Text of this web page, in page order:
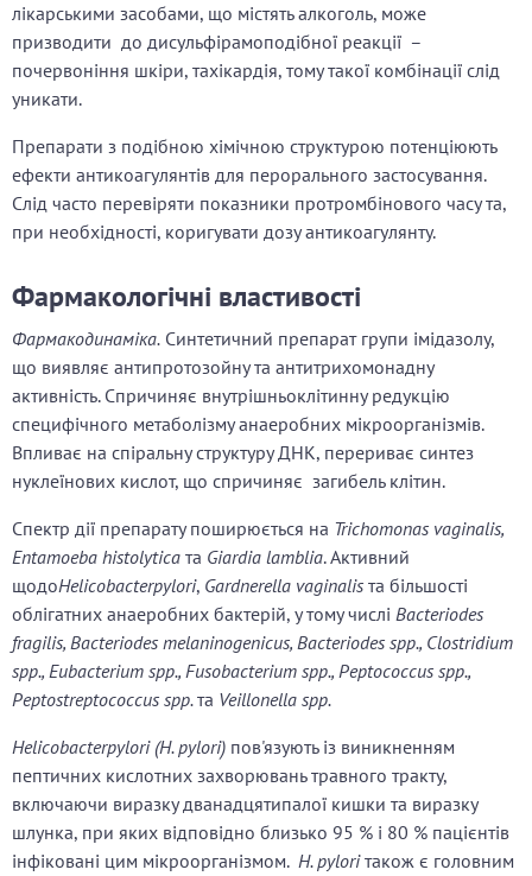
лікарськими засобами, що містять алкоголь, може
призводити до дисульфірамоподібної реакції –
почервоніння шкіри, тахікардія, тому такої комбінації слід
уникати.
Препарати з подібною хімічною структурою потенціюють
ефекти антикоагулянтів для перорального застосування.
Слід часто перевіряти показники протромбінового часу та,
при необхідності, коригувати дозу антикоагулянту.
Фармакологічні властивості
Фармакодинаміка. Синтетичний препарат групи імідазолу,
що виявляє антипротозойну та антитрихомонадну
активність. Спричиняє внутрішньоклітинну редукцію
специфічного метаболізму анаеробних мікроорганізмів.
Впливає на спіральну структуру ДНК, перериває синтез
нуклеїнових кислот, що спричиняє загибель клітин.
Спектр дії препарату поширюється на Trichomonas vaginalis,
Entamoeba histolytica та Giardia lamblia. Активний
щодоHelicobacterpylori, Gardnerella vaginalis та більшості
облігатних анаеробних бактерій, у тому числі Bacteriodes
fragilis, Bacteriodes melaninogenicus, Bacteriodes spp., Clostridium
spp., Eubacterium spp., Fusobacterium spp., Peptococcus spp.,
Peptostreptococcus spp.та Veillonella spp.
Helicobacterpylori (H. pylori) пов'язують із виникненням
пептичних кислотних захворювань травного тракту,
включаючи виразку дванадцятипалої кишки та виразку
шлунка, при яких відповідно близько 95 % і 80 % пацієнтів
інфіковані цим мікроорганізмом. H. pyloriтакож є головним